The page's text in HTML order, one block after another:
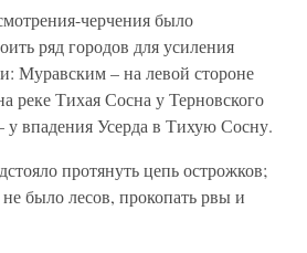
черчения было
ряд городов для усиления
Муравским – на левой стороне
реке Тихая Сосна у Терновского
у впадения Усерда в Тихую Сосну.
протянуть цепь острожков;
не было лесов, прокопать рвы и